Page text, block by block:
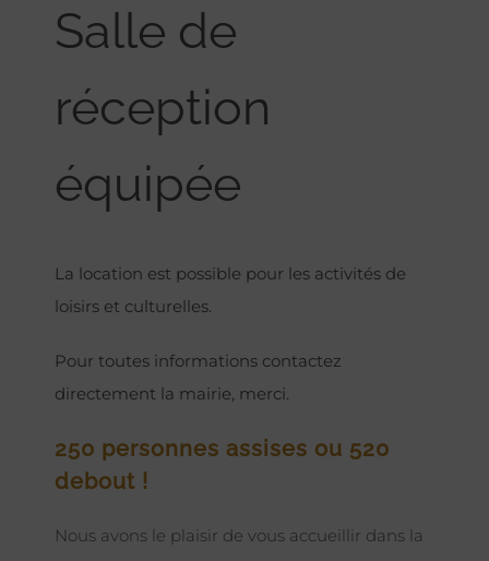
Salle de
réception
équipée
La location est possible pour les activités de
loisirs et culturelles.
Pour toutes informations contactez
directement la mairie, merci.
250 personnes assises ou 520
debout !
Nous avons le plaisir de vous accueillir dans la